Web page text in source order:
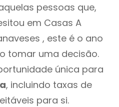
pessoas que,
em Casas A
, este é o ano
tomar uma decisão.
única para
, incluindo taxas de
para si.